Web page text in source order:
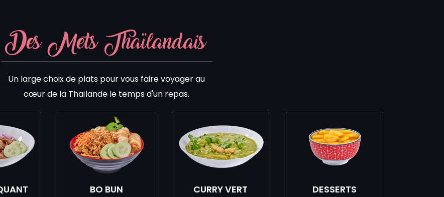
Des Mets Thaïlandais
Un large choix de plats pour vous faire voyager au
cœur de la Thaïlande le temps d'un repas.
BO BUN CURRY VERT DESSERTS